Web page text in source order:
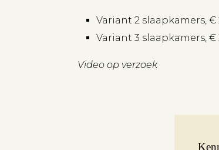
Variant 2 slaapkamers, €
Variant 3 slaapkamers,
Video op verzoek